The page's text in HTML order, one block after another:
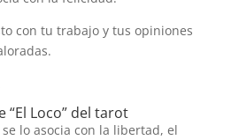
con tu trabajo y tus opiniones
“El Loco” del tarot
lo asocia con la libertad, el